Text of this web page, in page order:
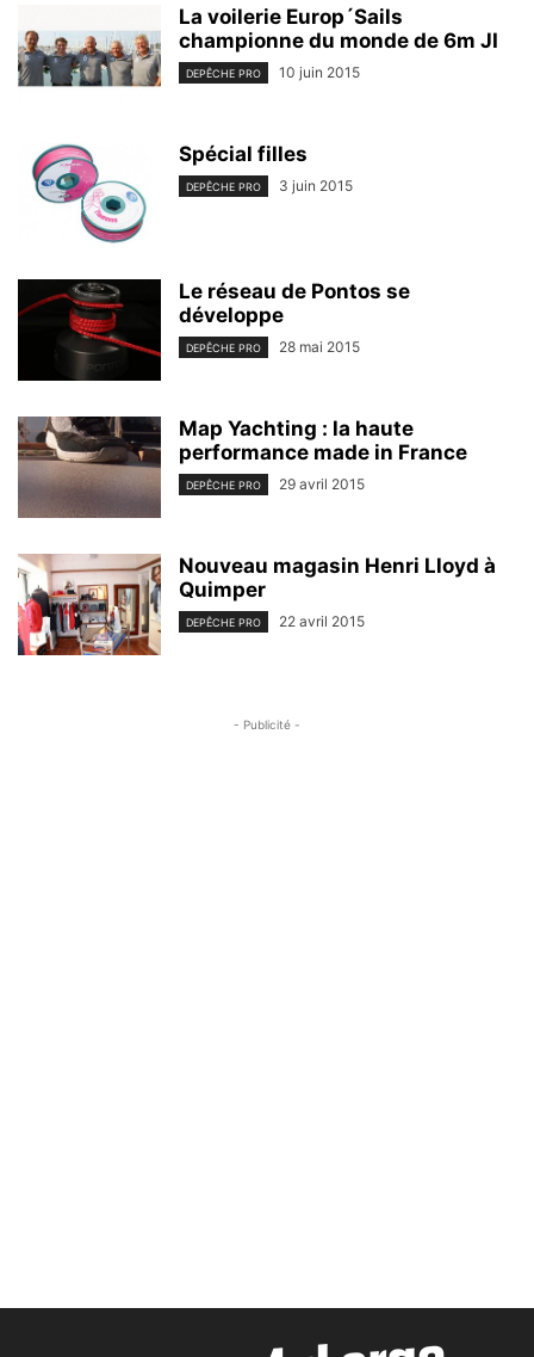
La voilerie Europ´Sails
championne du monde de 6m JI
DEPÊCHE PRO 10 juin 2015
Spécial filles
DEPÊCHE PRO 3 juin 2015
Le réseau de Pontos se
développe
DEPÊCHE PRO 28 mai 2015
Map Yachting : la haute
performance made in France
DEPÊCHE PRO 29 avril 2015
Nouveau magasin Henri Lloyd à
Quimper
DEPÊCHE PRO 22 avril 2015
- Publicité -